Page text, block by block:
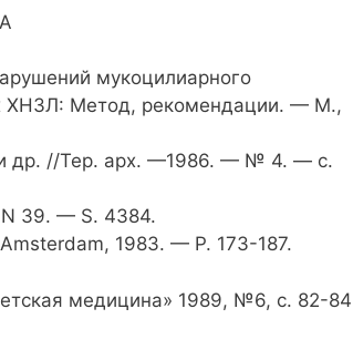
мукоцилиарного
ХНЗЛ: Метод, рекомендации. — М.,
др. //Тер. арх. —1986. — № 4. — с.
39. — S. 4384.
1983. — P. 173-187.
медицина» 1989, №6, с. 82-84